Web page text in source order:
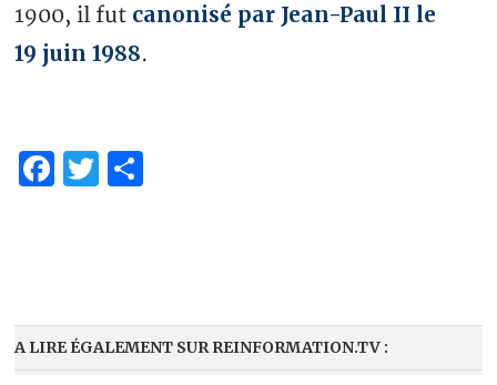
1900, il fut canonisé par Jean-Paul II le
19 juin 1988.
Facebook
Twitter
A LIRE ÉGALEMENT SUR REINFORMATION.TV :